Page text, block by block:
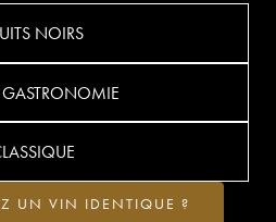
NOIRS
UN VIN IDENTIQUE ?